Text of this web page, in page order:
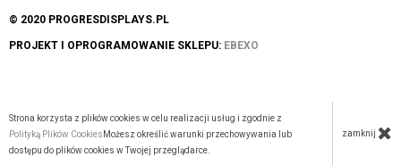
© 2020 PROGRESDISPLAYS.PL
PROJEKT I OPROGRAMOWANIE SKLEPU: EBEXO
Strona korzysta z plików cookies w celu realizacji usług i zgodnie z
Polityką Plików Cookies Możesz określić warunki przechowywania lub
dostępu do plików cookies w Twojej przeglądarce.
zamknij